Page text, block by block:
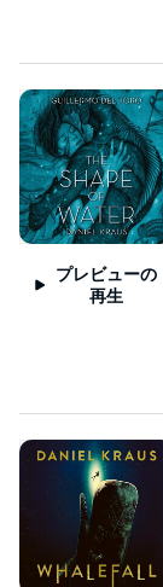
プレビューの
再生